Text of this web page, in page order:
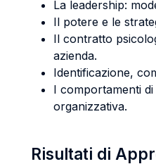
La leadership:
Il potere e le
Il contratto
azienda.
Identificazione,
I comportamenti
organizzativa.
Risultati di